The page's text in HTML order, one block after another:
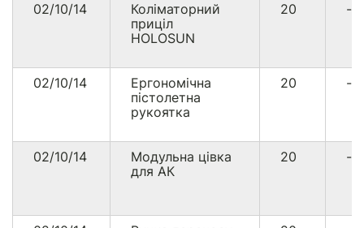
02/10/14
Коліматорний
приціл
HOLOSUN
20 --
02/10/14
Ергономічна
пістолетна
рукоятка
20 --
02/10/14
Модульна цівка
для АК
20 --